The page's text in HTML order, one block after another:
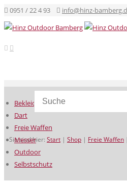
0951 / 22 4 93 info@hinz-
Sie sind hier: Start | Shop | Freie Waffen
Bekleidung
Dart
Freie Waffen
Messer
Outdoor
Selbstschutz